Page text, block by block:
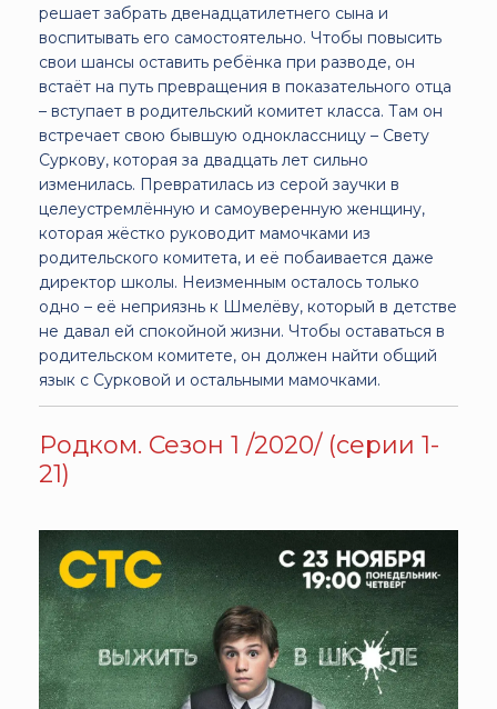
решает забрать двенадцатилетнего сына и
воспитывать его самостоятельно. Чтобы повысить
свои шансы оставить ребёнка при разводе, он
встаёт на путь превращения в показательного отца
– вступает в родительский комитет класса. Там он
встречает свою бывшую одноклассницу – Свету
Суркову, которая за двадцать лет сильно
изменилась. Превратилась из серой заучки в
целеустремлённую и самоуверенную женщину,
которая жёстко руководит мамочками из
родительского комитета, и её побаивается даже
директор школы. Неизменным осталось только
одно – её неприязнь к Шмелёву, который в детстве
не давал ей спокойной жизни. Чтобы оставаться в
родительском комитете, он должен найти общий
язык с Сурковой и остальными мамочками.
Родком. Сезон 1 /2020/ (серии 1-
21)